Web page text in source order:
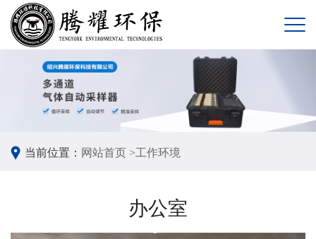
当前位置： 网站首页 >工作环境
办公室